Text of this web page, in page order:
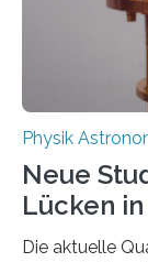
Thorium
Physik
Neue
Lücken
Die aktuelle